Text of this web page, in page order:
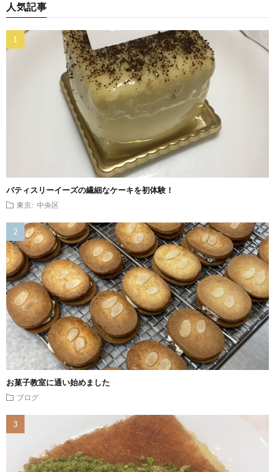
人気記事
パティスリーイーズの繊細なケーキを初体験！
東京: 中央区
お菓子教室に通い始めました
ブログ